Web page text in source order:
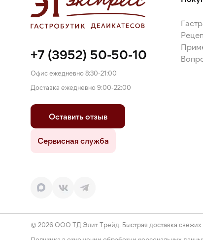
+7 (3952) 50-50-10
Офис ежедневно 8:30-21:00
Доставка ежедневно 9:00-22:00
Оставить отзыв
Сервисная служба
© 2026 ООО ТД Элит Трейд. Быстрая доставка свежих